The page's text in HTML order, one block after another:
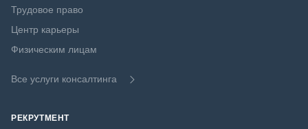
Трудовое право
Центр карьеры
Физическим лицам
Все услуги консалтинга
РЕКРУТМЕНТ